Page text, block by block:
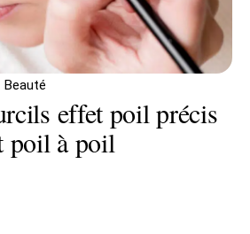
Beauté
effet poil précis
poil à poil